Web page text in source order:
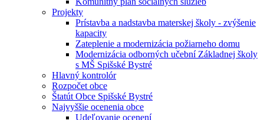
Projekty
Prístavba a nadstavba materskej školy - zvýšenie
kapacity
Zateplenie a modernizácia požiarneho domu
Modernizácia odborných učební Základnej školy
s MŠ Spišské Bystré
Hlavný kontrolór
Rozpočet obce
Štatút Obce Spišské Bystré
Najvyššie ocenenia obce
Udeľovanie ocenení